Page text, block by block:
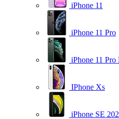
iPhone 11
iPhone 11 Pro
iPhone 11 Pro
IPhone Xs
iPhone SE